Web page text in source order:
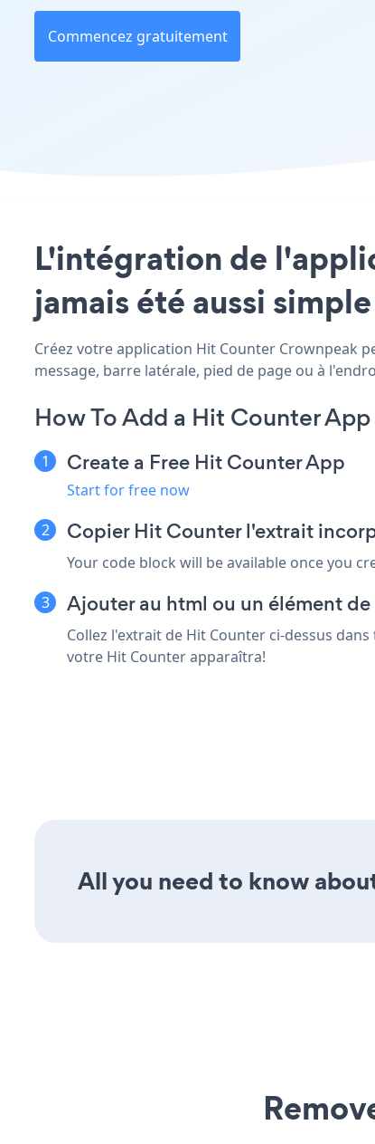
Commencez gratuitement
L'intégration de
jamais été aussi simple
Créez votre application Hit Counter Crownpeak
message, barre latérale, pied de page ou à
How To Add a Hit Counter
Create a Free Hit Counter App
Start for free now
Copier Hit Counter l'extrait
Your code block will be available once you
Ajouter au html ou un élément
Collez l'extrait de Hit Counter ci-dessus
votre Hit Counter apparaîtra!
All you need to know